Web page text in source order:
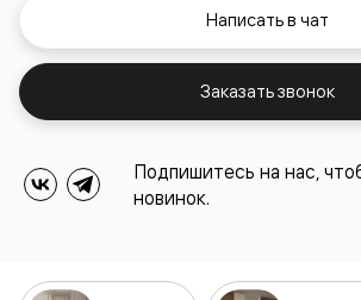
Написать в чат
Заказать звонок
Подпишитесь на нас,
новинок.